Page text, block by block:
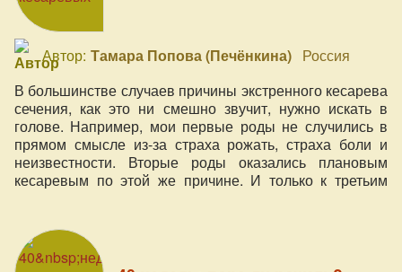
Автор: Тамара Попова (Печёнкина) Россия
В большинстве случаев причины экстренного кесарева
сечения, как это ни смешно звучит, нужно искать в
голове. Например, мои первые роды не случились в
прямом смысле из-за страха рожать, страха боли и
неизвестности. Вторые роды оказались плановым
кесаревым по этой же причине. И только к третьим
родам, я смогла наконец преодолеть все свои страхи и
родить самостоятельно.